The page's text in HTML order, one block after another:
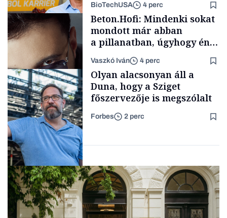
Politika
Content Lab HUB
BioTechUSA 4 perc
Forbes-sztori
Beton.Hofi: Mindenki sokat
mondott már abban
a pillanatban, úgyhogy én
a legsarkosabb
gondolataimat akartam
kimondani
Vaszkó Iván 4 perc
Társadalom
Olyan alacsonyan áll a
Duna, hogy a Sziget
főszervezője is megszólalt
Forbes 2 perc